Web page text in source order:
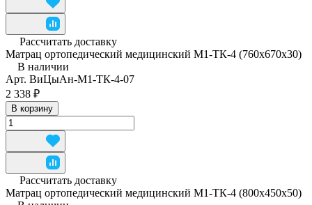
Рассчитать доставку
Матрац ортопедический медицинский М1-ТК-4 (760x670x30)
В наличии
Арт. ВиЦыАн-М1-ТК-4-07
2 338 ₽
В корзину
Рассчитать доставку
Матрац ортопедический медицинский М1-ТК-4 (800x450x50)